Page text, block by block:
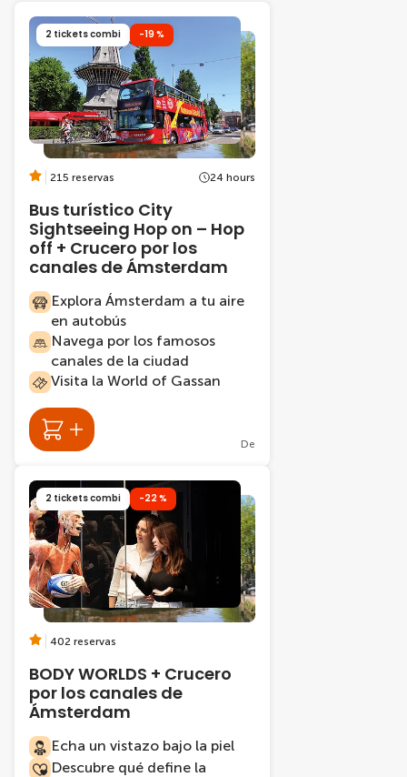
2 tickets combi -19 %
215 reservas 24 hours
Bus turístico City
Sightseeing Hop on – Hop
off + Crucero por los
canales de Ámsterdam
Explora Ámsterdam a tu aire
en autobús
Navega por los famosos
canales de la ciudad
Visita la World of Gassan
De
2 tickets combi -22 %
402 reservas
BODY WORLDS + Crucero
por los canales de
Ámsterdam
Echa un vistazo bajo la piel
Descubre qué define la